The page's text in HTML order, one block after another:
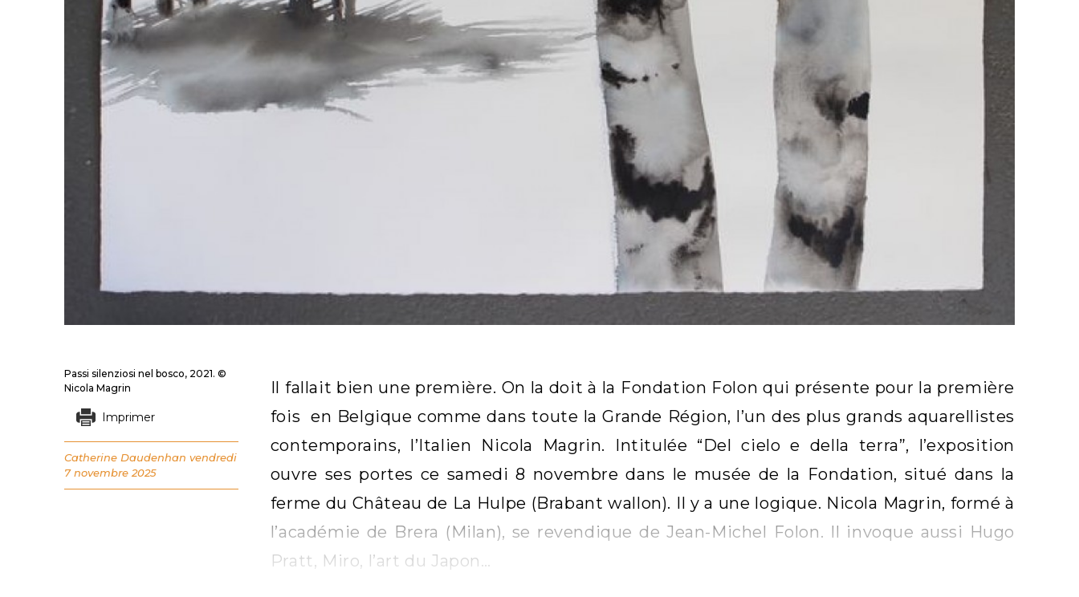
Il fallait bien une première. On la doit à la Fondation Folon qui présente pour la première
fois en Belgique comme dans toute la Grande Région, l’un des plus grands aquarellistes
contemporains, l’Italien Nicola Magrin. Intitulée “Del cielo e della terra”, l’exposition
ouvre ses portes ce samedi 8 novembre dans le musée de la Fondation, situé dans la
ferme du Château de La Hulpe (Brabant wallon). Il y a une logique. Nicola Magrin, formé à
l’académie de Brera (Milan), se revendique de Jean-Michel Folon. Il invoque aussi Hugo
Pratt, Miro, l’art du Japon…
Passi silenziosi nel bosco, 2021. ©
Nicola Magrin
Imprimer
Catherine Daudenhan vendredi
7 novembre 2025